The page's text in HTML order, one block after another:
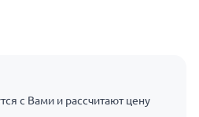
с Вами и рассчитают цену